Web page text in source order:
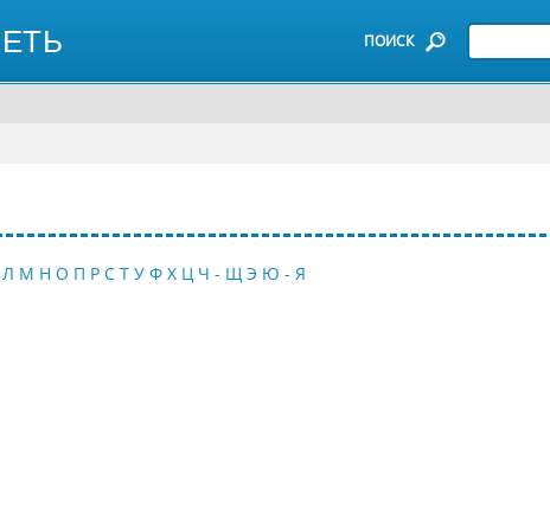
ПОИСК
Л М Н О П Р С Т У Ф Х Ц Ч - Щ Э Ю - Я